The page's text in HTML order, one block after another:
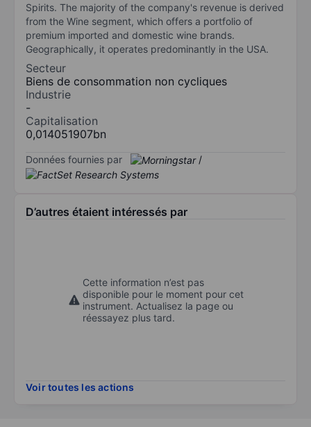
Spirits. The majority of the company's revenue is derived
from the Wine segment, which offers a portfolio of
premium imported and domestic wine brands.
Geographically, it operates predominantly in the USA.
Secteur
Biens de consommation non cycliques
Industrie
-
Capitalisation
0,014051907bn
Données fournies par /
D’autres étaient intéressés par
Cette information n’est pas
disponible pour le moment pour cet
instrument. Actualisez la page ou
réessayez plus tard.
Voir toutes les actions